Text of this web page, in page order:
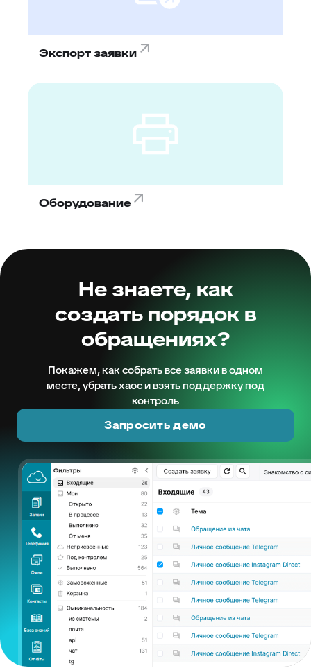
Экспорт заявки
Оборудование
Не знаете, как
создать порядок в
обращениях?
Покажем, как собрать все заявки в одном
месте, убрать хаос и взять поддержку под
контроль
Запросить демо